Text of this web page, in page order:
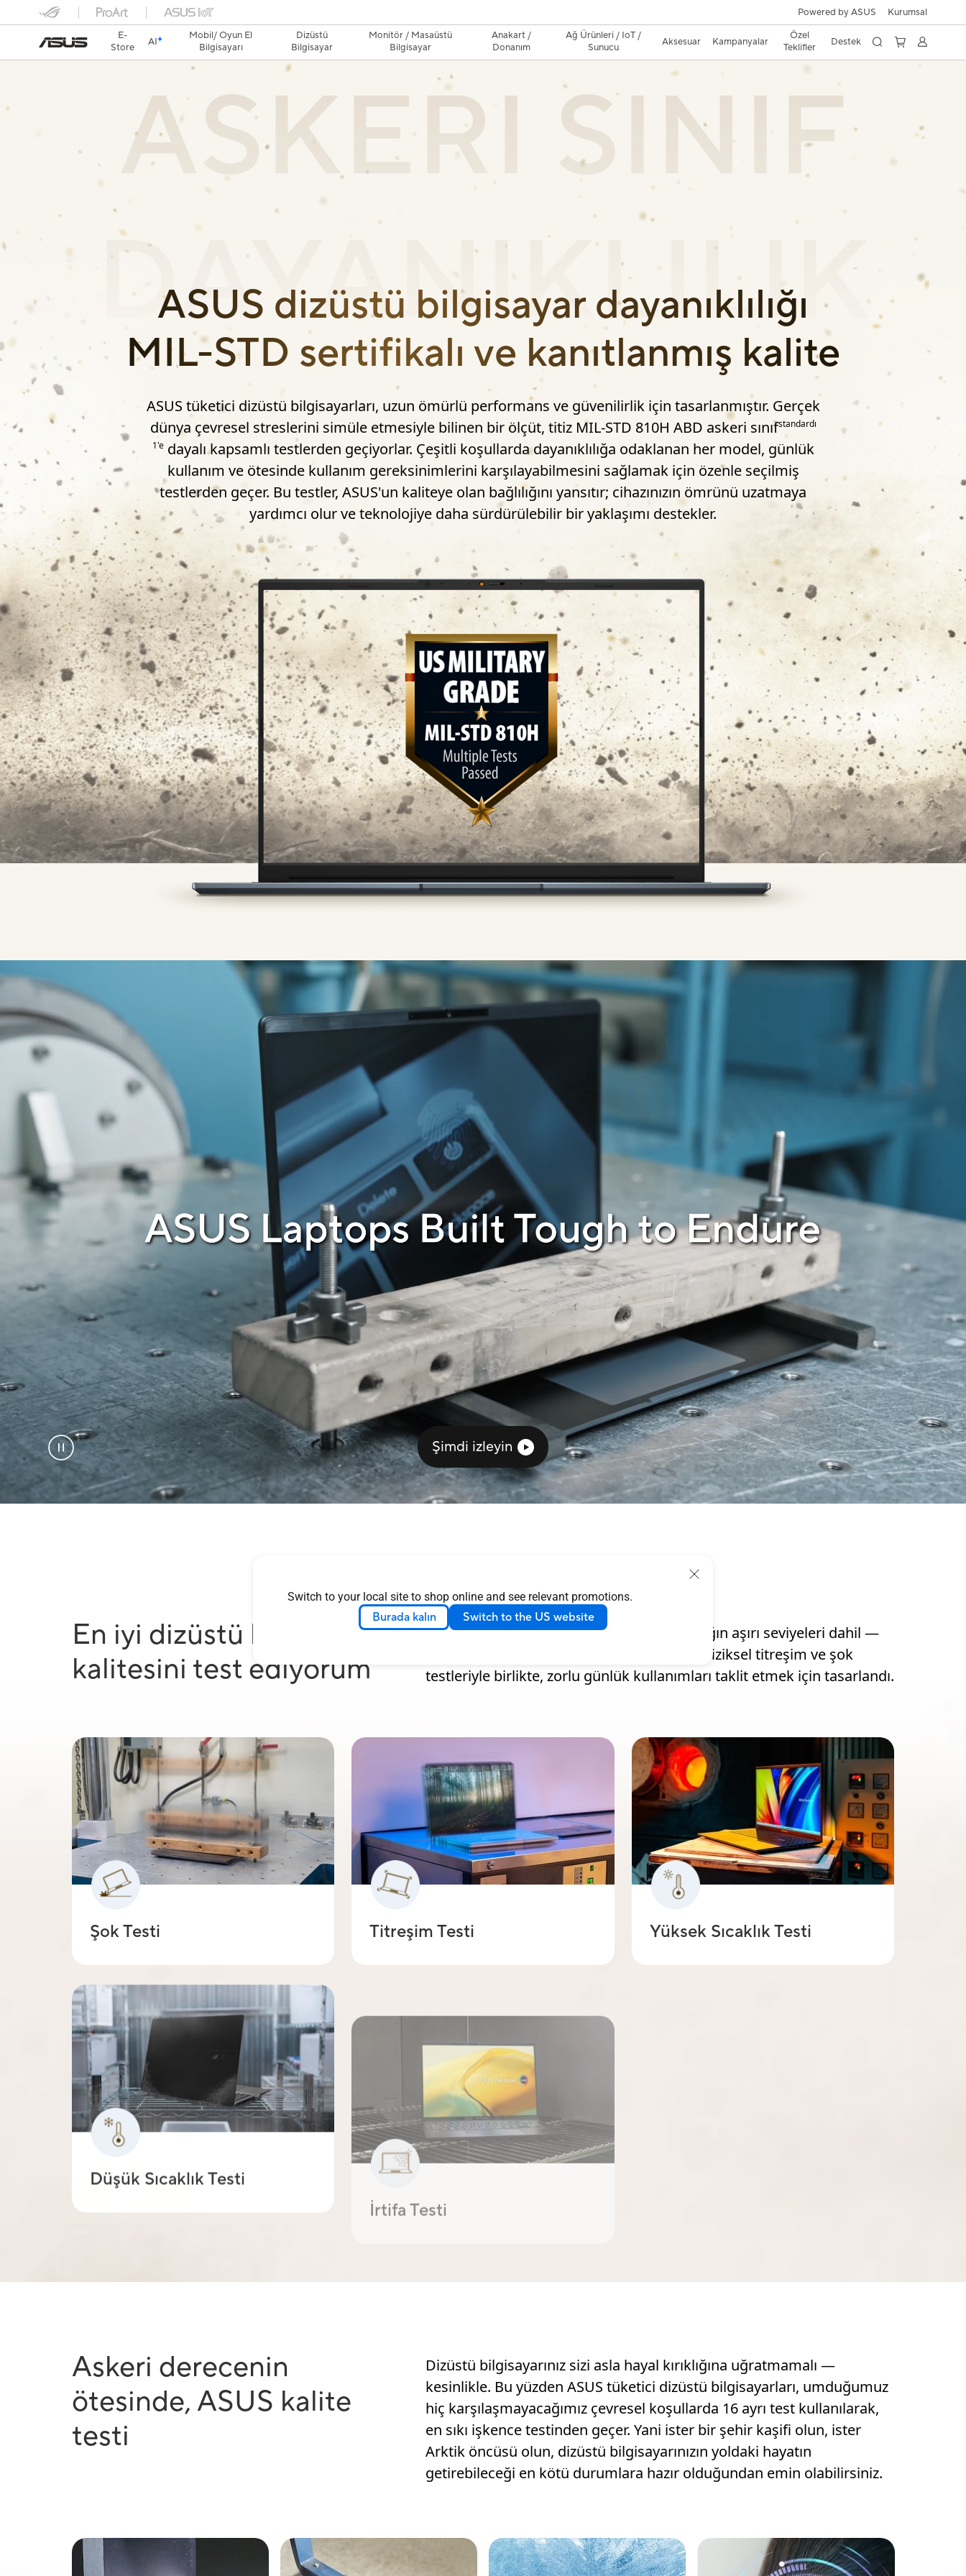
Switch to your local site to shop online and see relevant promotions.
Burada kalın Switch to the US website
Powered by ASUS
Kurumsal
E-
Store
AI
Mobil/ Oyun El
Bilgisayarı
Dizüstü
Bilgisayar
Monitör / Masaüstü
Bilgisayar
Anakart /
Donanım
Ağ Ürünleri / IoT /
Sunucu
Aksesuar Kampanyalar
Özel
Teklifler
Destek
ASKERI SINIF
DAYANIKLILIK
ASUS dizüstü bilgisayar dayanıklılığı
MIL-STD sertifikalı ve kanıtlanmış kalite
ASUS tüketici dizüstü bilgisayarları, uzun ömürlü performans ve güvenilirlik için tasarlanmıştır. Gerçek
dünya çevresel streslerini simüle etmesiyle bilinen bir ölçüt, titiz MIL-STD 810H ABD askeri sınıfstandardı
1'edayalı kapsamlı testlerden geçiyorlar. Çeşitli koşullarda dayanıklılığa odaklanan her model, günlük
kullanım ve ötesinde kullanım gereksinimlerini karşılayabilmesini sağlamak için özenle seçilmiş
testlerden geçer. Bu testler, ASUS'un kaliteye olan bağlılığını yansıtır; cihazınızın ömrünü uzatmaya
yardımcı olur ve teknolojiye daha sürdürülebilir bir yaklaşımı destekler.
Şimdi izleyin
En iyi dizüstü bilgisayar
kalitesini test ediyorum
Zorlu çevresel koşullarda — irtifa ve sıcaklığın aşırı seviyeleri dahil —
çalışmayı simüle eden tam test paketimiz, fiziksel titreşim ve şok
testleriyle birlikte, zorlu günlük kullanımları taklit etmek için tasarlandı.
Şok Testi Titreşim Testi Yüksek Sıcaklık Testi
Düşük Sıcaklık Testi
İrtifa Testi
Askeri derecenin
ötesinde, ASUS kalite
testi
Dizüstü bilgisayarınız sizi asla hayal kırıklığına uğratmamalı —
kesinlikle. Bu yüzden ASUS tüketici dizüstü bilgisayarları, umduğumuz
hiç karşılaşmayacağımız çevresel koşullarda 16 ayrı test kullanılarak,
en sıkı işkence testinden geçer. Yani ister bir şehir kaşifi olun, ister
Arktik öncüsü olun, dizüstü bilgisayarınızın yoldaki hayatın
getirebileceği en kötü durumlara hazır olduğundan emin olabilirsiniz.